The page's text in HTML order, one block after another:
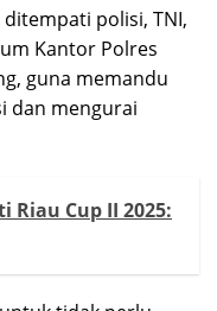
polisi, TNI,
Kantor Polres
guna memandu
dan mengurai
Riau Cup II 2025: